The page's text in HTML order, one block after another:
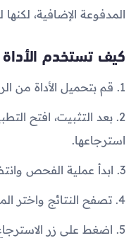
المدفوعة الإضافية،
كيف تستخدم
1. قم بتحميل الأداة من الرابط الموجود في نهاية المقال.
2. بعد التثبيت، افتح
استرجاعها.
3. ابدأ عملية الفحص وانتظر حتى يكتمل التحليل.
4. تصفح النتائج واختر الملفات التي ترغب في استعادتها.
5. اضغط على زر